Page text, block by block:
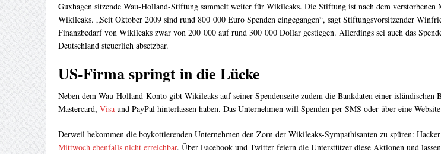
Guxhagen sitzende Wau-Holland-Stiftung sammelt weiter für Wikileaks. Die Stiftung ist nach dem
Wikileaks. „Seit Oktober 2009 sind rund 800 000 Euro Spenden eingegangen“, sagt Stiftungsvorsitzender
Finanzbedarf von Wikileaks zwar von 200 000 auf rund 300 000 Dollar gestiegen. Allerdings sei auch das
Deutschland steuerlich absetzbar.
US-Firma springt in die Lücke
Neben dem Wau-Holland-Konto gibt Wikileaks auf seiner Spendenseite zudem die Bankdaten einer
Mastercard, Visaund PayPal hinterlassen haben. Das Unternehmen will Spenden per SMS oder über eine
Derweil bekommen die boykottierenden Unternehmen den Zorn der Wikileaks-Sympathisanten zu spüren:
Mittwoch ebenfalls nicht erreichbar. Über Facebook und Twitter feiern die Unterstützer diese Aktionen und